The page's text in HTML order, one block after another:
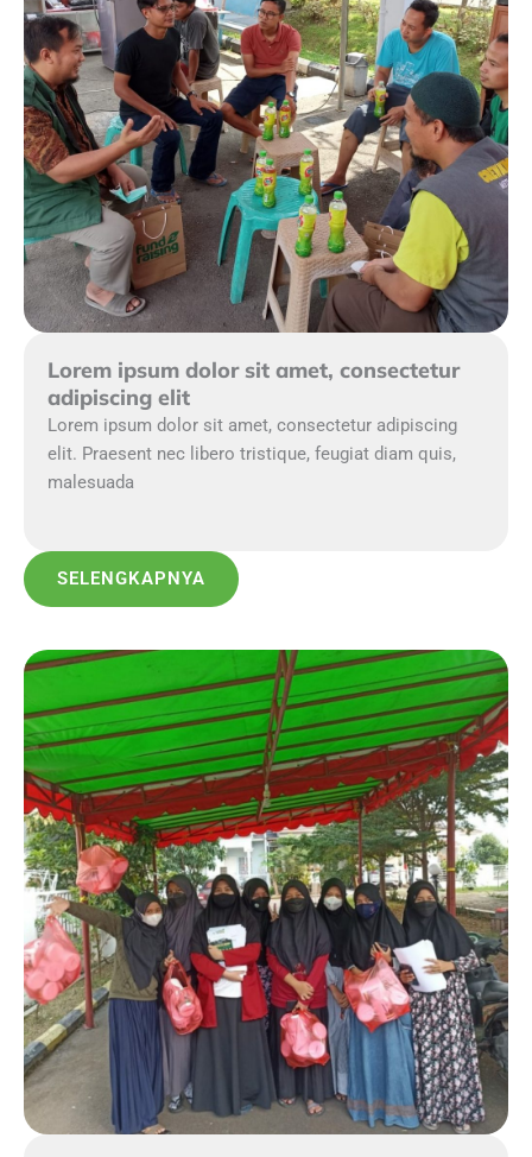
Lorem ipsum dolor sit amet, consectetur
adipiscing elit
Lorem ipsum dolor sit amet, consectetur adipiscing
elit. Praesent nec libero tristique, feugiat diam quis,
malesuada
SELENGKAPNYA